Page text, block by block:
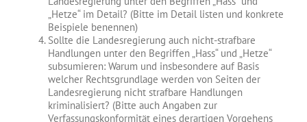
„Hetze“ im Detail? (Bitte im Detail listen und konkrete
Beispiele benennen)
Sollte die Landesregierung auch nicht-strafbare
Handlungen unter den Begriffen „Hass“ und „Hetze“
subsumieren: Warum und insbesondere auf Basis
welcher Rechtsgrundlage werden von Seiten der
Landesregierung nicht strafbare Handlungen
kriminalisiert? (Bitte auch Angaben zur
Verfassungskonformität eines derartigen Vorgehens